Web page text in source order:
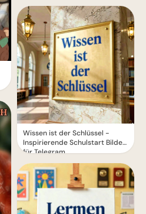
Wissen ist der Schlüssel -
Inspirierende Schulstart Bilder
für Telegram